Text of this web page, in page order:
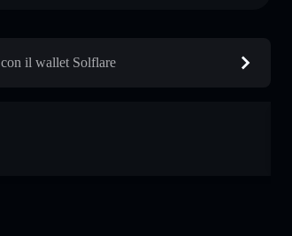
il wallet Solflare